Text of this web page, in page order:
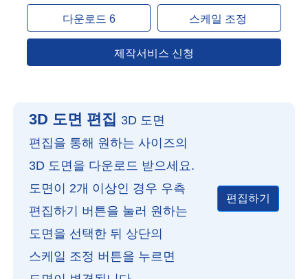
다운로드 6 스케일 조정
제작서비스 신청
3D 도면 편집 3D 도면
편집을 통해 원하는 사이즈의
3D 도면을 다운로드 받으세요.
도면이 2개 이상인 경우 우측
편집하기 버튼을 눌러 원하는
도면을 선택한 뒤 상단의
스케일 조정 버튼을 누르면
편집하기